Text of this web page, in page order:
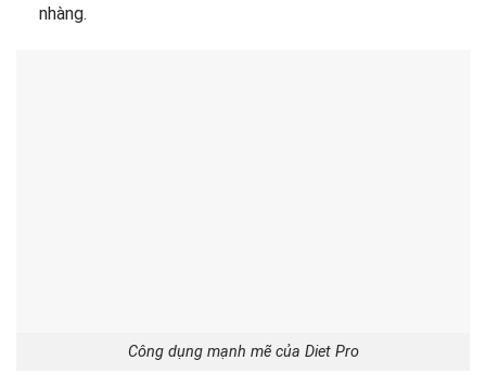
nhàng.
Công dụng mạnh mẽ của Diet Pro